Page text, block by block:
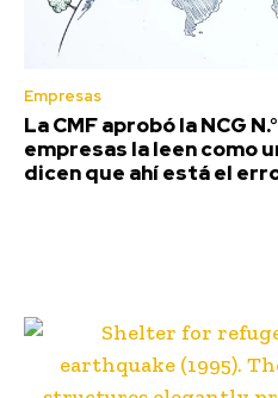
Empresas
La CMF aprobó la NCG
empresas la leen como
dicen que ahí está el